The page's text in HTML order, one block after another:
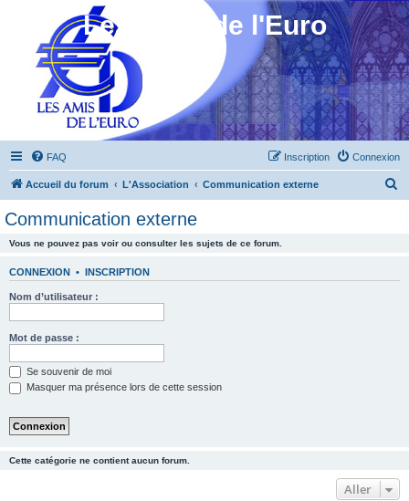
Les Amis de l'Euro
FAQ Connexion
Inscription
Accueil du forum L'Association Communication externe
Communication externe
Vous ne pouvez pas voir ou consulter les sujets de ce forum.
CONNEXION • INSCRIPTION
Nom d’utilisateur :
Mot de passe :
Se souvenir de moi
Masquer ma présence lors de cette session
Cette catégorie ne contient aucun forum.
Aller